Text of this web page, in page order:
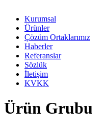
Kurumsal
Ürünler
Çözüm Ortaklarımız
Haberler
Referanslar
Sözlük
İletişim
KVKK
Ürün Grubu